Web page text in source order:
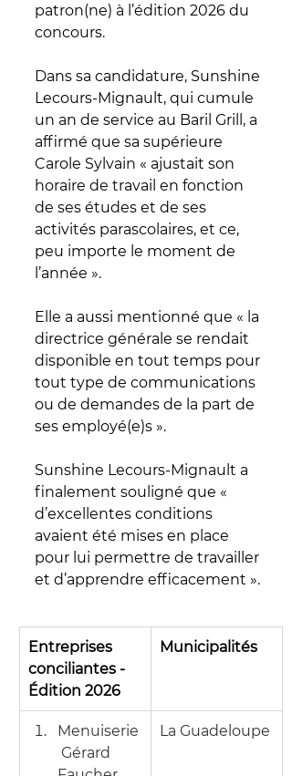
patron(ne) à l’édition 2026 du
concours.
Dans sa candidature, Sunshine
Lecours-Mignault, qui cumule
un an de service au Baril Grill, a
affirmé que sa supérieure
Carole Sylvain « ajustait son
horaire de travail en fonction
de ses études et de ses
activités parascolaires, et ce,
peu importe le moment de
l’année ».
Elle a aussi mentionné que « la
directrice générale se rendait
disponible en tout temps pour
tout type de communications
ou de demandes de la part de
ses employé(e)s ».
Sunshine Lecours-Mignault a
finalement souligné que «
d’excellentes conditions
avaient été mises en place
pour lui permettre de travailler
et d’apprendre efficacement ».
Entreprises
conciliantes -
Édition 2026
Municipalités
Menuiserie
Gérard
La Guadeloupe